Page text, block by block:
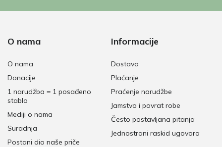
O nama
O nama
Donacije
1 narudžba = 1 posađeno
stablo
Mediji o nama
Suradnja
Postani dio naše priče
Informacije
Dostava
Plaćanje
Praćenje narudžbe
Jamstvo i povrat robe
Često postavljana pitanja
Jednostrani raskid ugovora